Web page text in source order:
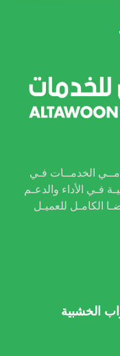
الخدمــات فـي
فـي الأداء والدعـم
الكامـل للعميـل
الخشبية